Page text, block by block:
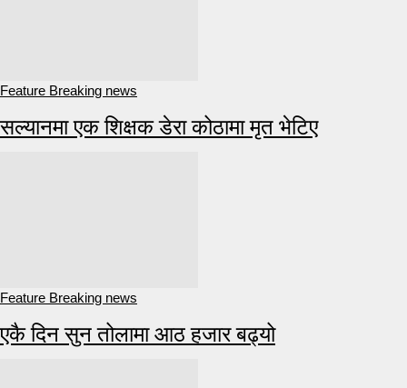
Feature Breaking news
सल्यानमा एक शिक्षक डेरा कोठामा मृत भेटिए
Feature Breaking news
एकै दिन सुन तोलामा आठ हजार बढ्यो